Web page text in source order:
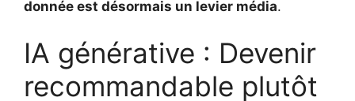
donnée est désormais un levier média.
IA générative : Devenir
recommandable plutôt